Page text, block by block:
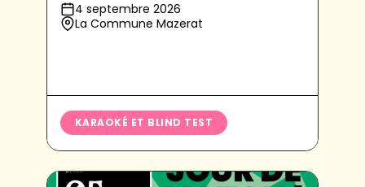
4 septembre 2026
La Commune Mazerat
KARAOKÉ ET BLIND TEST